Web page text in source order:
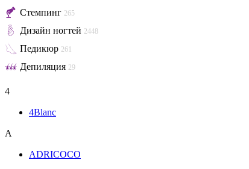
Стемпинг 265
Дизайн ногтей 2448
Педикюр 261
Депиляция 29
4
4Blanc
A
ADRICOCO